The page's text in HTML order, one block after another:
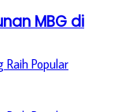
MBG di